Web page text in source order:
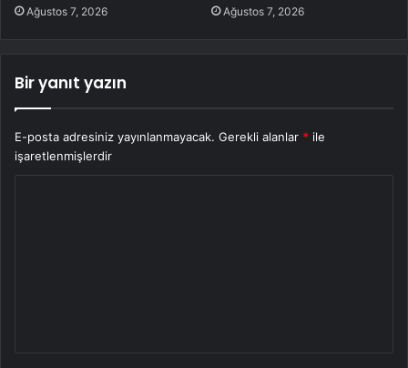
Ağustos 7, 2026 Ağustos 7, 2026
Bir yanıt yazın
E-posta adresiniz yayınlanmayacak. Gerekli alanlar * ile
işaretlenmişlerdir